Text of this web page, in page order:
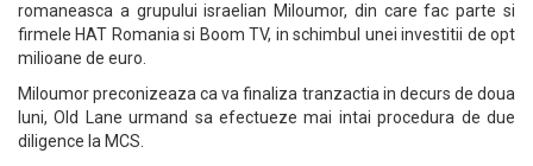
romaneasca a grupului israelian Miloumor, din care fac parte si
firmele HAT Romania si Boom TV, in schimbul unei investitii de opt
milioane de euro.
Miloumor preconizeaza ca va finaliza tranzactia in decurs de doua
luni, Old Lane urmand sa efectueze mai intai procedura de due
diligence la MCS.